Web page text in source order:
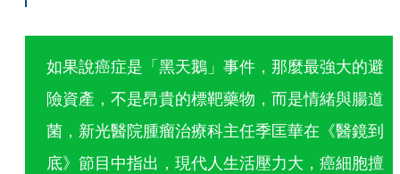
如果說癌症是「黑天鵝」事件，那麼最強大的避
險資產，不是昂貴的標靶藥物，而是情緒與腸道
菌，新光醫院腫瘤治療科主任季匡華在《醫鏡到
底》節目中指出，現代人生活壓力大，癌細胞擅